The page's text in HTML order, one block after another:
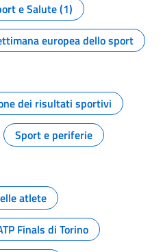
e Salute (1)
europea dello sport
dei risultati sportivi
Sport e periferie
atlete
Finals di Torino